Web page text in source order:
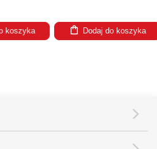
Dodaj do koszyka